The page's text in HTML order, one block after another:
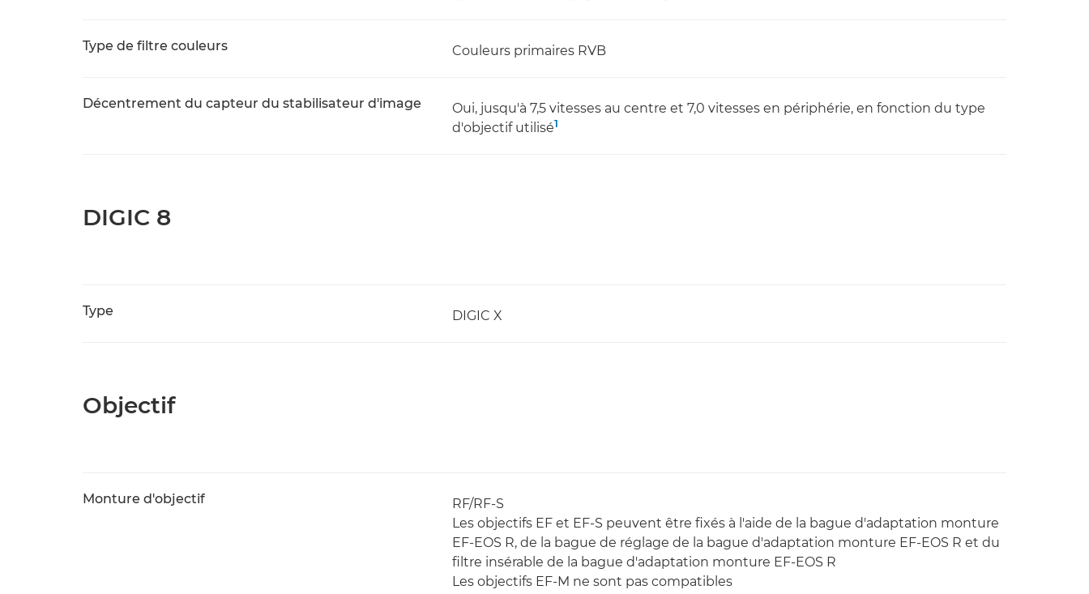
Type de filtre couleurs Couleurs primaires RVB
Décentrement du capteur du stabilisateur d'image
Oui, jusqu'à 7,5 vitesses au centre et 7,0 vitesses en périphérie, en fonction du type
d'objectif utilisé1
DIGIC 8
Type DIGIC X
Objectif
Monture d'objectif
RF/RF-S
Les objectifs EF et EF-S peuvent être fixés à l'aide de la bague d'adaptation monture
EF-EOS R, de la bague de réglage de la bague d'adaptation monture EF-EOS R et du
filtre insérable de la bague d'adaptation monture EF-EOS R
Les objectifs EF-M ne sont pas compatibles